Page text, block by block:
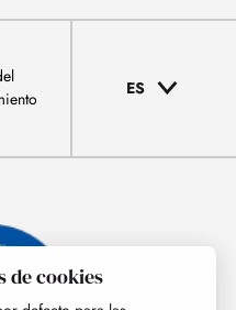
ES
de cookies